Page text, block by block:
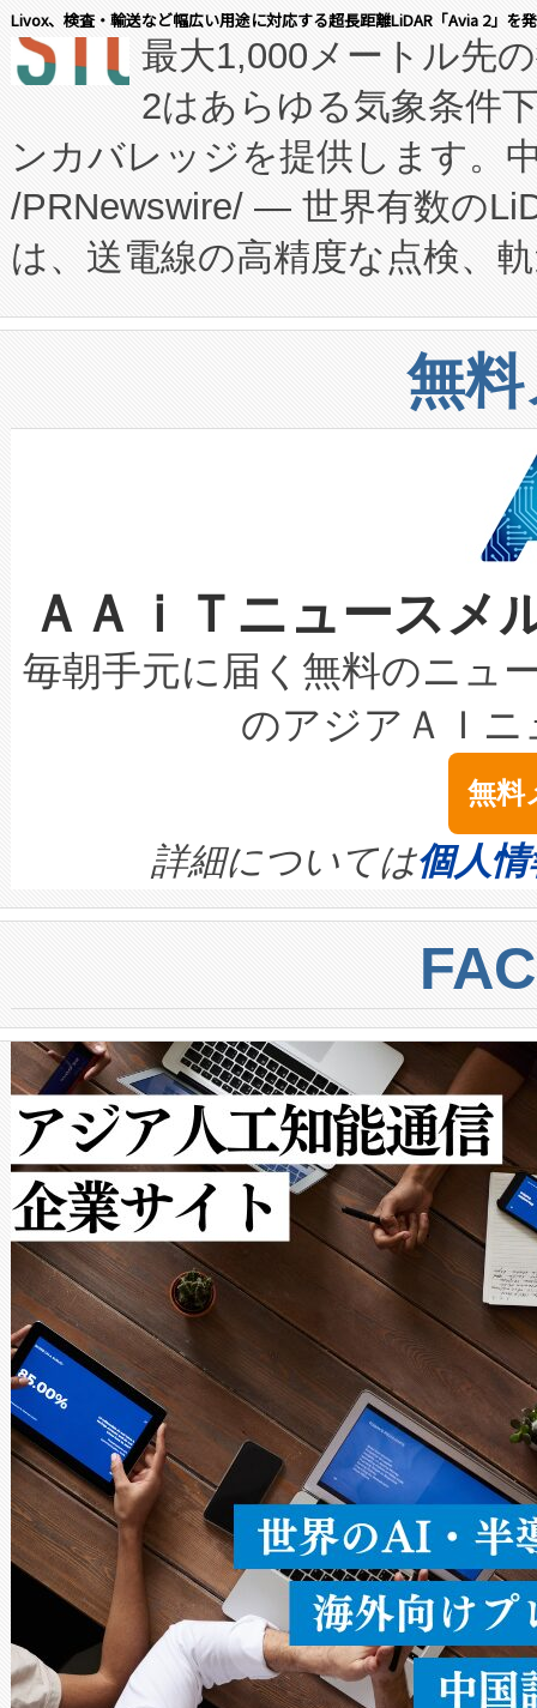
す。FCCM‑を活用した現地生
患者にとっての費用負担を大
のアクセスを大幅に拡大する
Fully-Connected Continuous
プログラムには、施設設計・
に関する技術移転および知的
構造化トレーニングカリキュ
上げおよび商用化段階におけ
設備整備および立ち上げ調整
加組織は、Enzeneのバイオ
選定された製品について、自
取得できる可能性もあります
設には、3億～4億ドルかか
最高経営責任者（CEO）であ
す。「当社のfully-connected
ームを利用すれば、6,000万
きます。この効率性は、フェ
President原信平）と、エンタ
ードするVoltaiqは、日本にあ
ーエネルギー貯蔵システム（
た。 Voltaiq独自のAI搭載プラ
定、統合、導入、運用に至る
安全性を追跡し、確保する事
増加しているデータセンター
る電力網に大きな負担をかけ
事業者の負担軽減という課題
系統連系を迅速にし、ピーク
限を超えて利用可能な電力容
持できるよう貢献します。こ
ービスレベル契約（SLA）違
テリー性能の劣化によるダウ
念は、現在データセンターが
ます。 Voltaiq provides a
quality and reliability for AI
BESS stack to ensure battery
centers. Voltaiqは、ai&のAI
からシステム統合、試運転、
クルの各段階のデータを監視
[…]
Livox、検査・輸送など幅広い用途に対応する超長距離LiDAR「Avia 2」を
最大1,000メートル先
2はあらゆる気象条件
ンカバレッジを提供します。
/PRNewswire/ — 世界有数の
は、送電線の高精度な点検、
や穀物倉庫におけるバルク材
リューション「Avia 2」を発
したAvia 2は、1,000メート
狭視野のFOVを切り替えるこ
ケーブル、枝などの細かな対
なレーザースポットにより、
な環境下でも豊かなディテー
キロメートル範囲を検出
LiDAR for Inspections,
は1535 nmレーザーを搭載。
イズの小径化を実現すること
す。ノーマルモードでは、
ートル先まで検出でき、これ
トに対して約600メートルに
では、反射率10％のターゲッ
で向上し、最大検知距離は
ットだけで最大1キロメート
ルの変電所周囲を監視でき、
作業と点群処理を簡素化でき
Avia 2は、2種類のFOVオプシ
× 80°のノーマルモード、長
ードを切り替えて使用するこ
ることなく、単一のデバイス
うにします。遠距離まで届く
密度なスキャ […]
無
ＡＡｉＴニュース
毎朝手元に届く無料のニュ
のアジアＡＩ
無料
詳細については個人